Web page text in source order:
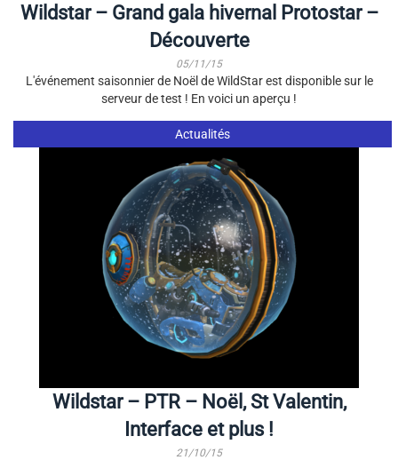
Wildstar – Grand gala hivernal Protostar –
Découverte
05/11/15
L'événement saisonnier de Noël de WildStar est disponible sur le
serveur de test ! En voici un aperçu !
Actualités
Wildstar – PTR – Noël, St Valentin,
Interface et plus !
21/10/15